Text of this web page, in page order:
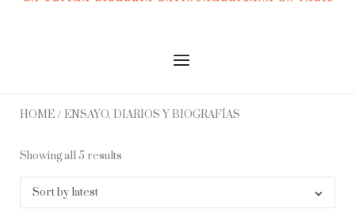
Menu
HOME/ ENSAYO, DIARIOS Y BIOGRAFÍAS
Showing all 5 results
Sort by latest